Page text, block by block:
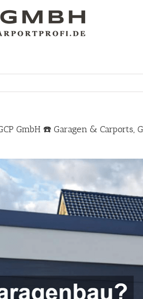
GmbH ☎️ Garagen & Carports,